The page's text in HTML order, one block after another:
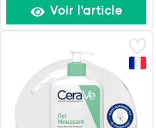
Voir l'article